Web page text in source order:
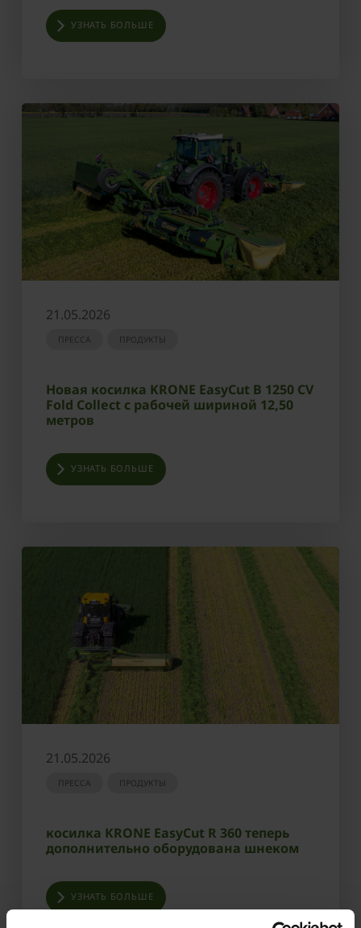
УЗНАТЬ БОЛЬШЕ
21.05.2026
ПРЕССА ПРОДУКТЫ
Новая косилка KRONE EasyCut B 1250 CV
Fold Collect с рабочей шириной 12,50
метров
УЗНАТЬ БОЛЬШЕ
21.05.2026
ПРЕССА ПРОДУКТЫ
косилка KRONE EasyCut R 360 теперь
дополнительно оборудована шнеком
УЗНАТЬ БОЛЬШЕ